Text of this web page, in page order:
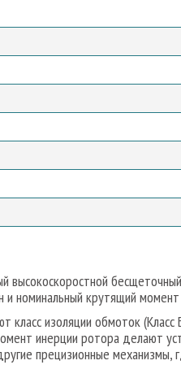
высокоскоростной
номинальный крутящий
класс изоляции обмоток
инерции ротора делают
прецизионные